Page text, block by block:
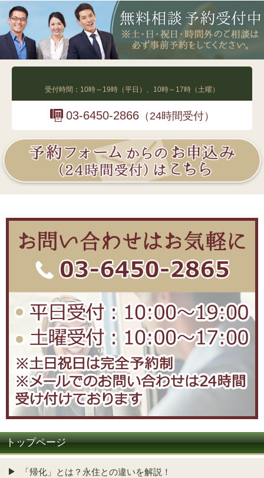
受付時間：10時～19時（平日）、10時～17時（土曜）
03-6450-2866（24時間受付）
トップページ
「帰化」とは？永住との違いを解説！